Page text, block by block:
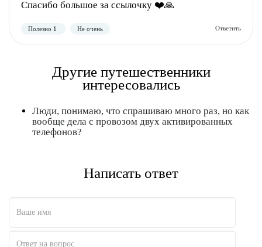
Полезно Не полезно
Спасибо большое за ссылочку ❤️🙏
Другие путешественники
интересовались
Люди, понимаю, что спрашиваю много раз, но как
вообще дела с провозом двух активированных
телефонов?
Написать ответ